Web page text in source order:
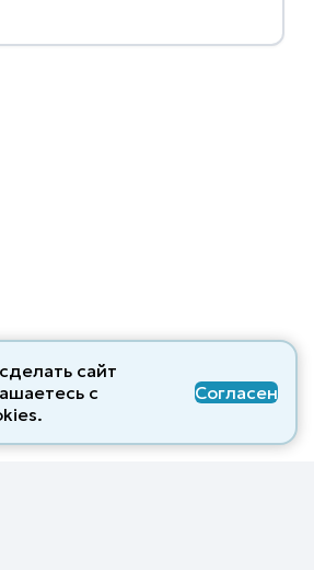
сайт
с
Согласен